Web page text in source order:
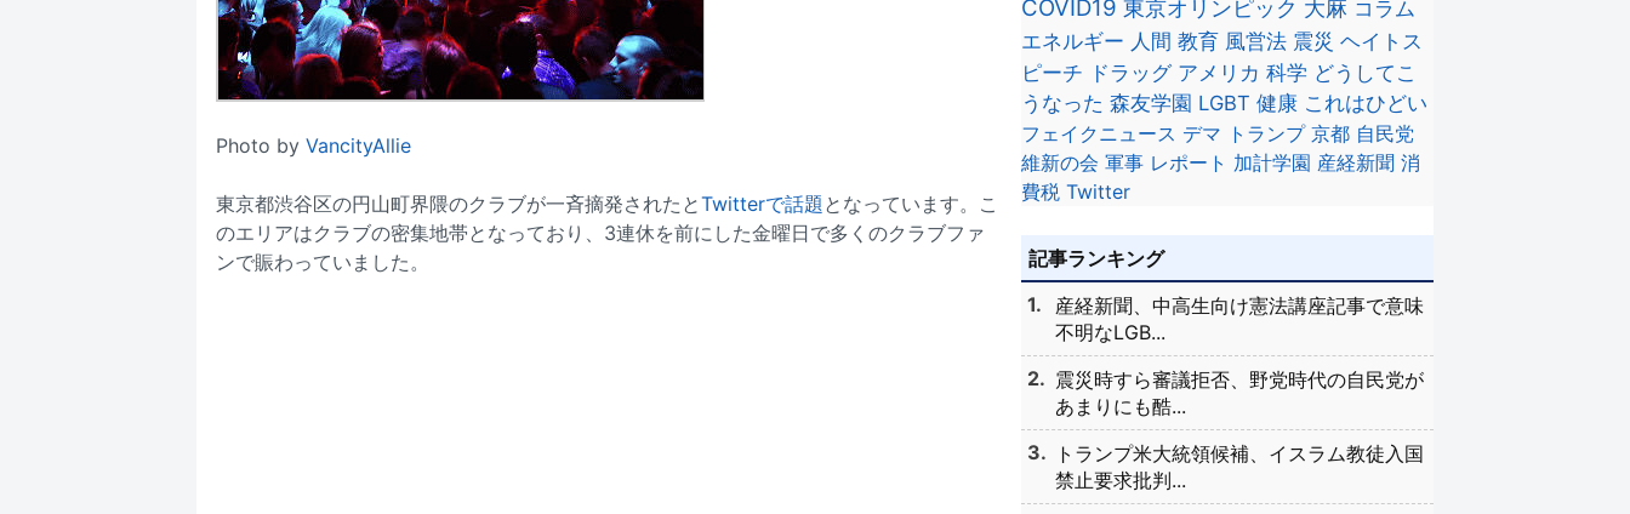
Photo by VancityAllie
東京都渋谷区の円山町界隈のクラブが一斉摘発されたとTwitterで話題 となっています。こ
のエリアはクラブの密集地帯となっており、3連休を前にした金曜日で多くのクラブファ
ンで賑わっていました。
COVID19 東京オリンピック 大麻 コラム
エネルギー 人間 教育 風営法 震災 ヘイトス
ピーチ ドラッグ アメリカ 科学 どうしてこ
うなった 森友学園 LGBT 健康 これはひどい
フェイクニュース デマ トランプ 京都 自民党
維新の会 軍事 レポート 加計学園 産経新聞 消
費税 Twitter
記事ランキング
産経新聞、中高生向け憲法講座記事で意味
不明なLGB...
震災時すら審議拒否、野党時代の自民党が
あまりにも酷...
トランプ米大統領候補、イスラム教徒入国
禁止要求批判...